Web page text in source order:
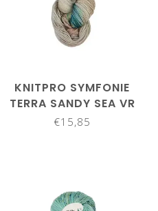
KNITPRO SYMFONIE
TERRA SANDY SEA VR
2014
€15,85